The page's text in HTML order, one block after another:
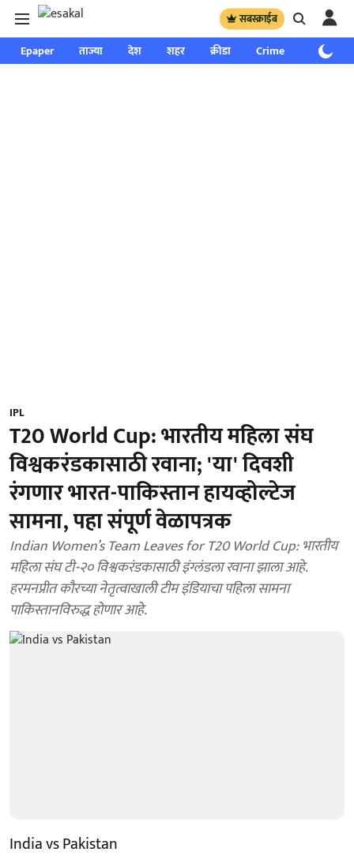
सबस्क्राईब
Epaper ताज्या देश शहर क्रीडा Crime साप्ताहिक
IPL
T20 World Cup: भारतीय महिला संघ
विश्वकरंडकासाठी रवाना; 'या' दिवशी
रंगणार भारत-पाकिस्तान हायव्होल्टेज
सामना, पहा संपूर्ण वेळापत्रक
Indian Women’s Team Leaves for T20 World Cup: भारतीय
महिला संघ टी-२० विश्वकरंडकासाठी इंग्लंडला रवाना झाला आहे.
हरमनप्रीत कौरच्या नेतृत्वाखाली टीम इंडियाचा पहिला सामना
पाकिस्तानविरुद्ध होणार आहे.
India vs Pakistan